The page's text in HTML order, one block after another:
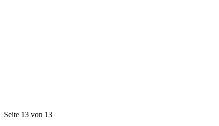
Seite 13 von 13